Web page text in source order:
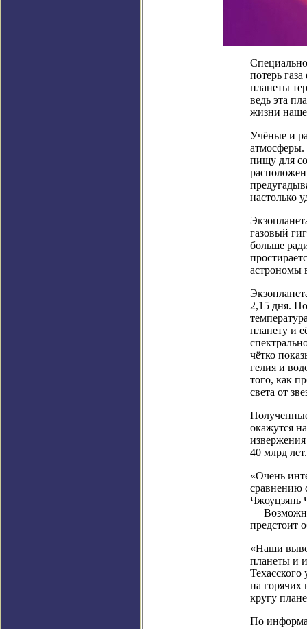
потерь
планеты
ведь эта
жизни
Учёные и
атмосферы.
пищу для
настолько
газовый
больше
астрономы
2,15 дня.
планету и
чётко
гелия и
того, как
света от
окажутся
40 млрд лет.
«Очень
сравнению
Чжоуцзянь
—
предстоит
«Наши
планеты и
на горячих
кругу
По